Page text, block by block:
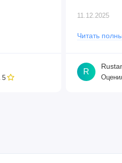
5
11.12.2025
Читать
R